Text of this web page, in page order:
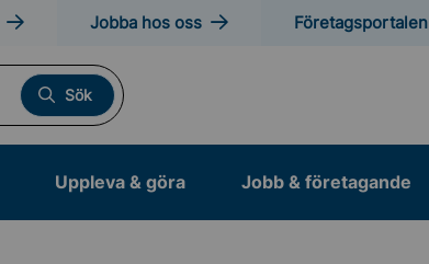
Jobba hos oss Företagsportalen
Sök
Uppleva & göra Jobb & företagande